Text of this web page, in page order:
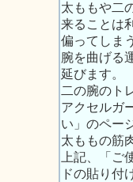
太ももや二
来ることは
偏ってしま
腕を曲げる
延びます。
二の腕のト
アクセルガ
い」のペー
太ももの筋
上記、「
ドの貼り付